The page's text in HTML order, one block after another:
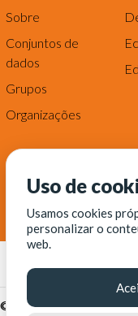
Sobre
Conjuntos de
dados
Grupos
Organizações
© Fortaleza Digital ||
Uso de
Usamos cookies
personalizar o
web.